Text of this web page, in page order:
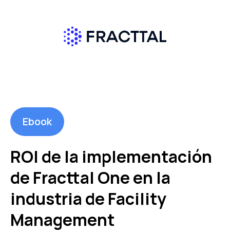
Ebook
ROl de la implementación
de Fracttal One en la
industria de Facility
Management